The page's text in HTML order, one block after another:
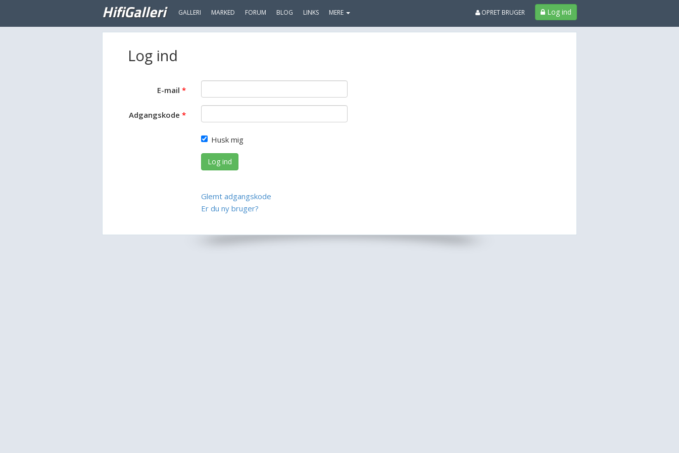
HifiGalleri GALLERI MARKED FORUM BLOG LINKS MERE Log ind
OPRET BRUGER
Log ind
E-mail
Adgangskode
Husk mig
Log ind
Glemt adgangskode
Er du ny bruger?